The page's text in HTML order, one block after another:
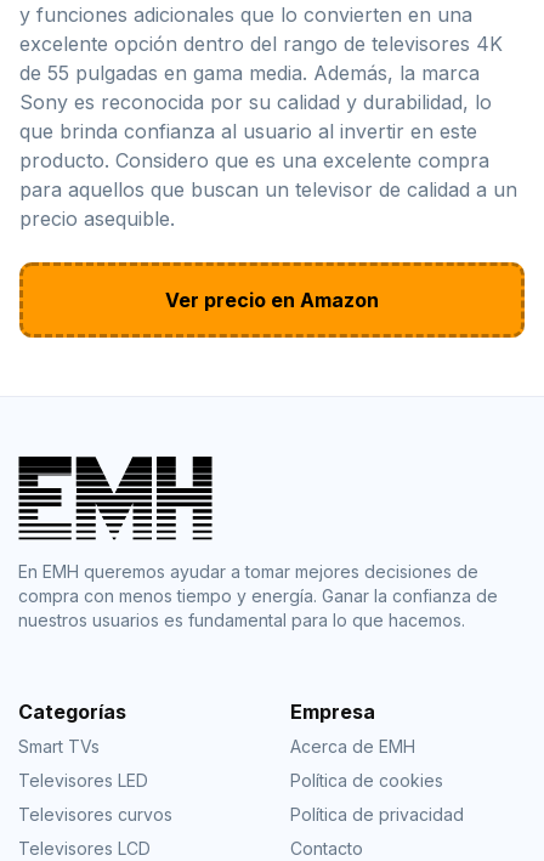
y funciones adicionales que lo convierten en una
excelente opción dentro del rango de televisores 4K
de 55 pulgadas en gama media. Además, la marca
Sony es reconocida por su calidad y durabilidad, lo
que brinda confianza al usuario al invertir en este
producto. Considero que es una excelente compra
para aquellos que buscan un televisor de calidad a un
precio asequible.
Ver precio en Amazon
En EMH queremos ayudar a tomar mejores decisiones de
compra con menos tiempo y energía. Ganar la confianza de
nuestros usuarios es fundamental para lo que hacemos.
Categorías
Smart TVs
Televisores LED
Televisores curvos
Televisores LCD
Empresa
Acerca de EMH
Política de cookies
Política de privacidad
Contacto